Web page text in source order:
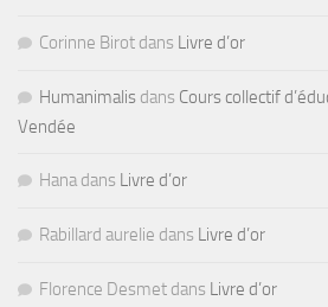
Corinne Birot dans Livre d’or
Humanimalis dans Cours collectif
Vendée
Hana dans Livre d’or
Rabillard aurelie dans Livre d’or
Florence Desmet dans Livre d’or